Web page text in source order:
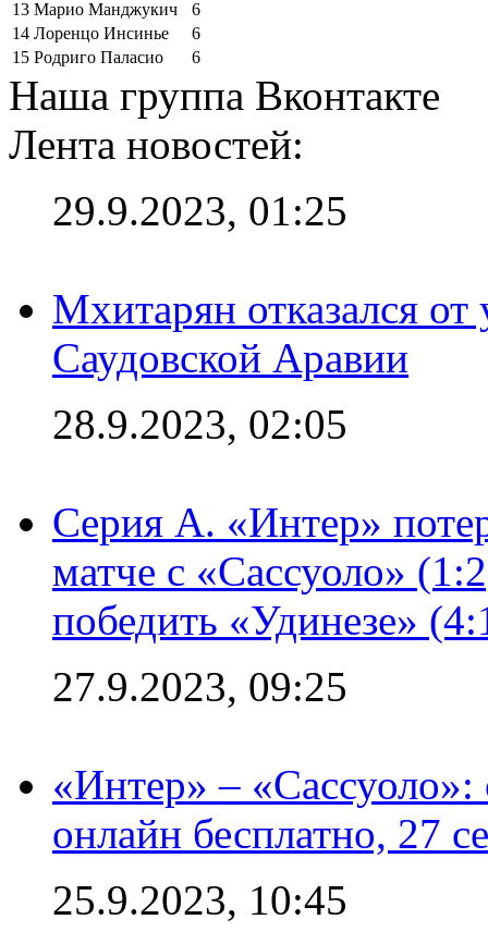
13 Марио Манджукич
6
14 Лоренцо Инсинье
6
15 Родриго Паласио 6
Наша группа Вконтакте
Лента новостей:
29.9.2023, 01:25
Мхитарян отказался от
Саудовской Аравии
28.9.2023, 02:05
Серия А. «Интер»
матче с «Сассуоло»
победить «Удинезе»
27.9.2023, 09:25
«Интер» –
онлайн бесплатно, 27
25.9.2023, 10:45